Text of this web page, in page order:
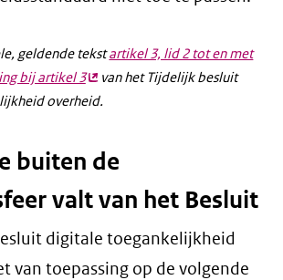
geldende tekstartikel 3, lid 2 tot en met
bij artikel 3(externe
link)
van het Tijdelijk besluit
overheid.
buiten de
valt van het Besluit
digitale toegankelijkheid
van toepassing op de volgende